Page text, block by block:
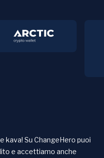
kava! Su ChangeHero puoi
e accettiamo anche